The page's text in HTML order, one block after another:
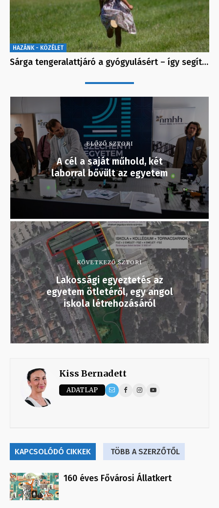
HAZÁNK - KÖZÉLET
Sárga tengeralattjáró a gyógyulásért – így segít…
ELŐZŐ SZTORI
A cél a saját műhold, két
laborral bővült az egyetem
KÖVETKEZŐ SZTORI
Lakossági egyeztetés az
egyetem ötletéről, egy angol
iskola létrehozásáról
Kiss Bernadett
ADATLAP
KAPCSOLÓDÓ CIKKEK TÖBB A SZERZŐTŐL
160 éves Fővárosi Állatkert